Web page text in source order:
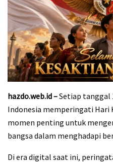
hazdo.web.id –Setiap tanggal
Indonesia memperingati Hari
momen penting untuk
bangsa dalam menghadapi
Di era digital saat ini,